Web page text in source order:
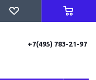
+7(495) 783-21-97